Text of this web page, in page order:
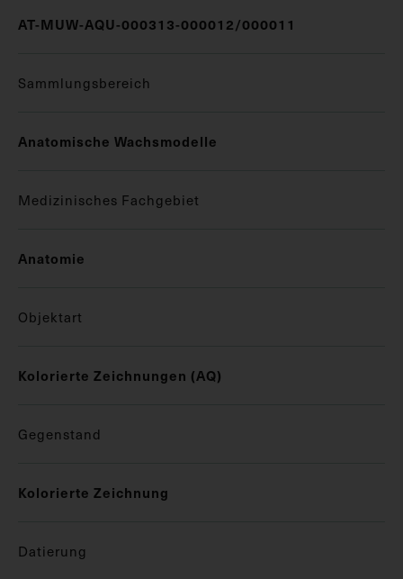
AT-MUW-AQU-000313-000012/000011
Sammlungsbereich
Anatomische Wachsmodelle
Medizinisches Fachgebiet
Anatomie
Objektart
Kolorierte Zeichnungen (AQ)
Gegenstand
Kolorierte Zeichnung
Datierung